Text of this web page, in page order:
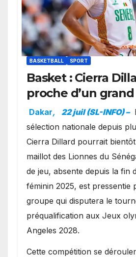
BASKETBALL SPORT
Basket : Cierra
proche d’un
avec les Lionnes ?
Dakar, 22 juil (SL-INFO) –
sélection nationale depuis
Cierra Dillard pourrait
maillot des Lionnes du
de jeu, absente depuis la fin
féminin 2025, est pressentie
groupe qui disputera le
préqualification aux Jeux
Angeles 2028.
Cette compétition se